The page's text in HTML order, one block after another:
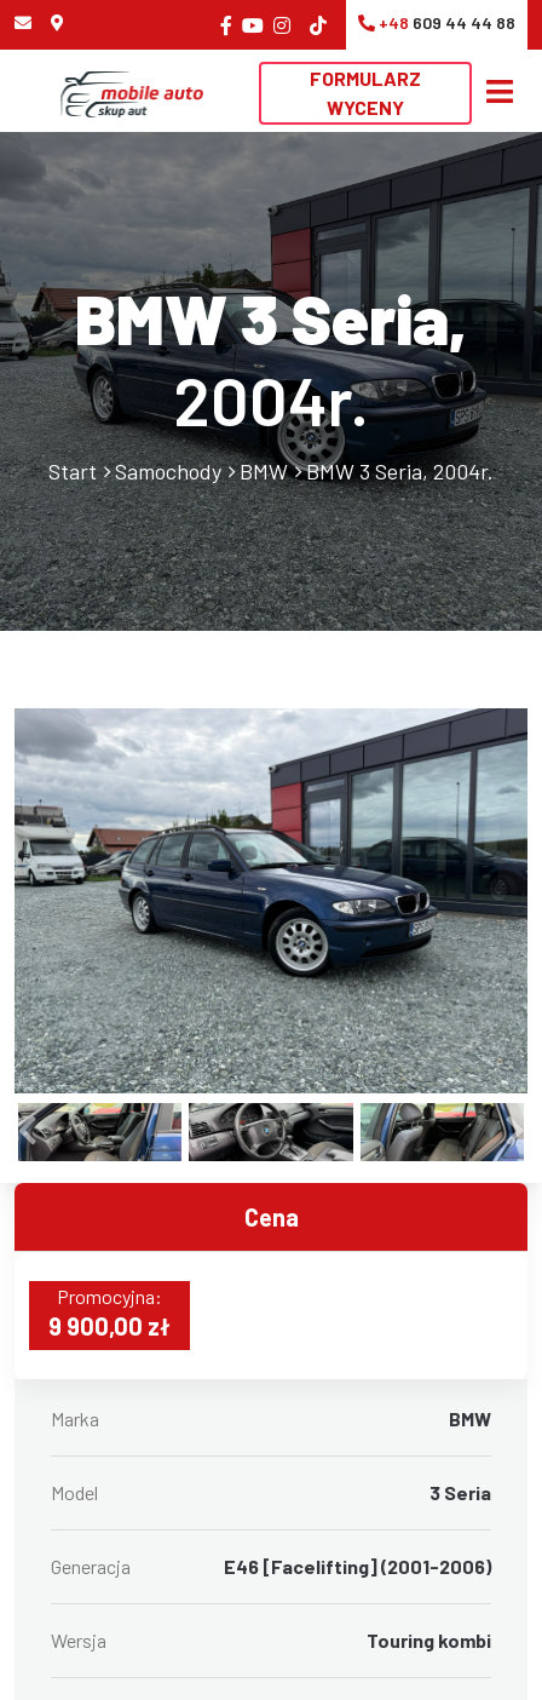
+48 609 44 44 88
FORMULARZ
WYCENY
BMW 3 Seria,
2004r.
Start Samochody BMW BMW 3 Seria, 2004r.
Cena
Promocyjna:
9 900,00 zł
Marka BMW
Model 3 Seria
Generacja E46 [Facelifting] (2001-2006)
Wersja Touring kombi